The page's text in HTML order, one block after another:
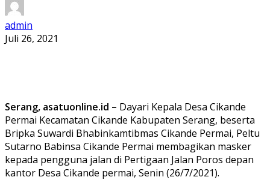
admin
Juli 26, 2021
Serang, asatuonline.id – Dayari Kepala Desa Cikande
Permai Kecamatan Cikande Kabupaten Serang, beserta
Bripka Suwardi Bhabinkamtibmas Cikande Permai, Peltu
Sutarno Babinsa Cikande Permai membagikan masker
kepada pengguna jalan di Pertigaan Jalan Poros depan
kantor Desa Cikande permai, Senin (26/7/2021).